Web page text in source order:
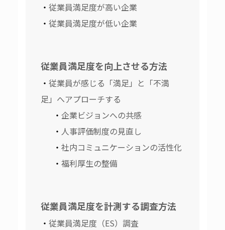
従業員満足度が高い企業
従業員満足度が低い企業
従業員満足度を向上させる方法
従業員が感じる「満足」と「不満
足」へアプローチする
企業ビジョンへの共感
人事評価制度の見直し
社内コミュニケーションの活性化
福利厚生の整備
従業員満足度を計測する調査方法
従業員満足度（ES）調査